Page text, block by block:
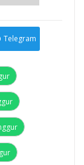
Telegram